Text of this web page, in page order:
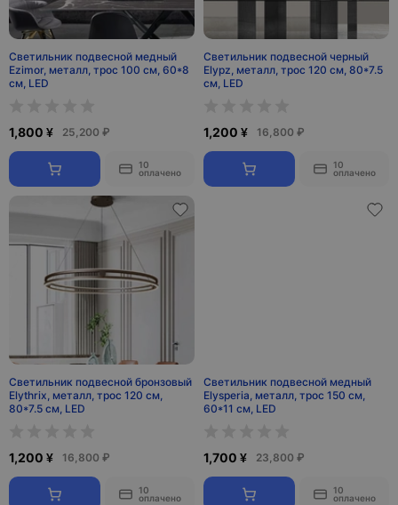
Светильник подвесной медный
Ezimor, металл, трос 100 см, 60*8
см, LED
1,800 ¥ 25,200 ₽
10
оплачено
Светильник подвесной черный
Elypz, металл, трос 120 см, 80*7.5
см, LED
1,200 ¥ 16,800 ₽
10
оплачено
Светильник подвесной бронзовый
Elythrix, металл, трос 120 см,
80*7.5 см, LED
1,200 ¥ 16,800 ₽
10
оплачено
Светильник подвесной медный
Elysperia, металл, трос 150 см,
60*11 см, LED
1,700 ¥ 23,800 ₽
10
оплачено